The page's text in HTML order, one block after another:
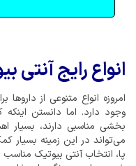
انواع رایج آنتی
امروزه انواع متنوعی از
وجود دارد. اما دانستن اینکه
بخشی مناسبی دارند،
می‌تواند در این زمینه بسیار
پا، انتخاب آنتی بیوتیک